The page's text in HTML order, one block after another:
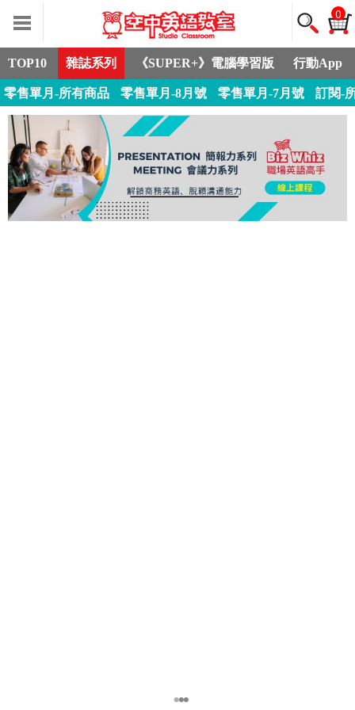
0
TOP10 雜誌系列 《SUPER+》電腦學習版 行動App
零售單月-所有商品 零售單月-8月號 零售單月-7月號 訂閱-